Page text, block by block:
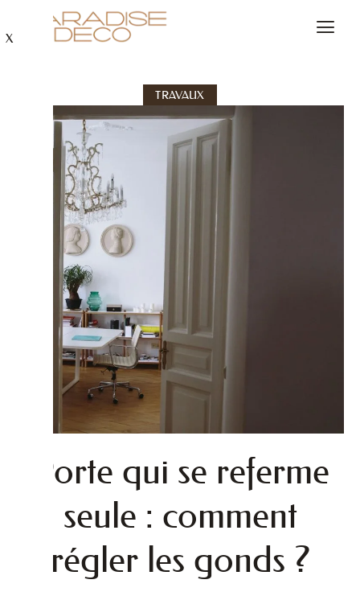
X
TRAVAUX
Porte qui se referme
seule : comment
régler les gonds ?